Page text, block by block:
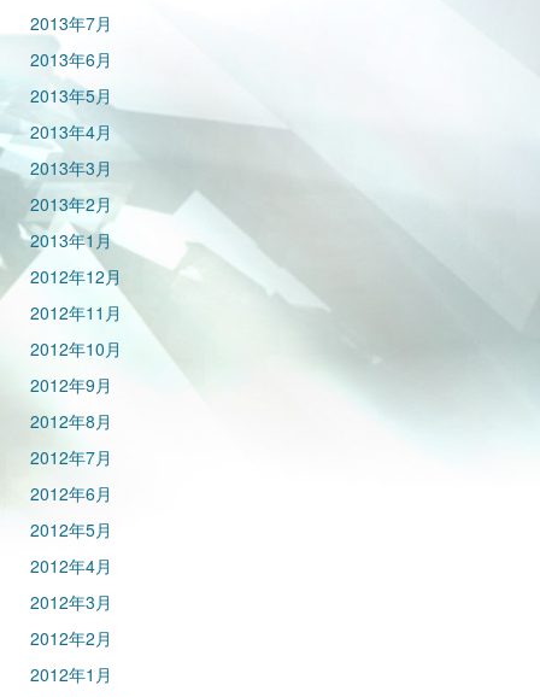
2013年7月
2013年6月
2013年5月
2013年4月
2013年3月
2013年2月
2013年1月
2012年12月
2012年11月
2012年10月
2012年9月
2012年8月
2012年7月
2012年6月
2012年5月
2012年4月
2012年3月
2012年2月
2012年1月